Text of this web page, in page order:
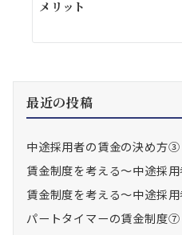
メリット
最近の投稿
中途採用者の賃金の決め方③
賃金制度を考える～中途採
賃金制度を考える～中途採
パートタイマーの賃金制度⑦